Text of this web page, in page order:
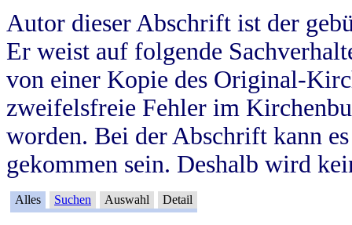
Autor dieser Abschrift ist der
Er weist auf folgende
von einer Kopie des Original-
zweifelsfreie Fehler im
worden. Bei der Abschrift kann
gekommen sein. Deshalb wird
Alles Suchen Auswahl Detail